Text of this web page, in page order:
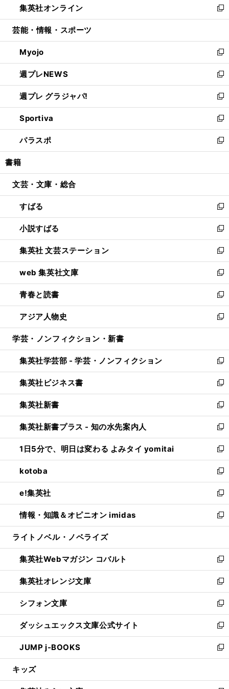
く
で
開
ド
ウ
開
く
ィ
ン
ウ
で
開
く
い
ウ
ン
ド
ウ
で
開
く
集英社オンライン
新
し
ウ
ィ
ン
ド
ウ
で
開
く
芸能・情報・スポーツ
Myojo
新
し
い
ウ
ィ
ン
ド
ウ
で
開
週プレNEWS
新
し
い
ウ
ィ
ン
ド
ウ
開
週プレ グラジャパ!
新
し
い
ウ
ィ
ン
ウ
開
く
Sportiva
新
し
い
ウ
ン
ウ
で
開
く
パラスポ
新
し
ウ
ン
ド
ウ
で
開
く
書籍
文芸・文庫・総合
すばる
新
し
い
ウ
ィ
ン
ド
ウ
で
開
く
小説すばる
新
し
い
ウ
ィ
ン
ド
ウ
で
開
集英社 文芸ステーション
新
し
い
ウ
ィ
ン
ド
ウ
開
く
web 集英社文庫
新
し
い
ウ
ィ
ン
ウ
で
開
く
青春と読書
新
し
い
ウ
ン
ド
ウ
で
開
く
アジア人物史
新
し
ウ
ィ
ン
ド
ウ
で
開
く
学芸・ノンフィクション・新書
集英社学芸部 - 学芸・ノンフィクション
新
し
い
ウ
ィ
ン
ド
ウ
で
開
く
集英社ビジネス書
新
し
い
ウ
ィ
ン
ド
ウ
で
開
く
集英社新書
新
し
い
ウ
ィ
ン
ド
ウ
で
開
く
集英社新書プラス - 知の水先案内人
新
し
い
ウ
ィ
ン
ド
ウ
で
開
1日5分で、明日は変わる よみタイ yomitai
新
し
い
ウ
ィ
ン
ド
ウ
開
く
kotoba
新
し
い
ウ
ィ
ン
ウ
で
開
く
e!集英社
新
し
い
ウ
ン
ド
ウ
で
開
く
情報・知識＆オピニオン imidas
新
し
ウ
ィ
ン
ド
ウ
で
開
く
ライトノベル・ノベライズ
集英社Webマガジン コバルト
新
し
い
ウ
ィ
ン
ド
ウ
で
開
集英社オレンジ文庫
新
し
い
ウ
ィ
ン
ド
ウ
開
シフォン文庫
新
し
い
ウ
ィ
ン
ウ
ダッシュエックス文庫公式サイト
新
し
い
ウ
ン
JUMP j-BOOKS
新
し
ウ
キッズ